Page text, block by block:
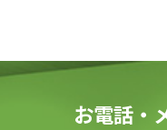
お電話・